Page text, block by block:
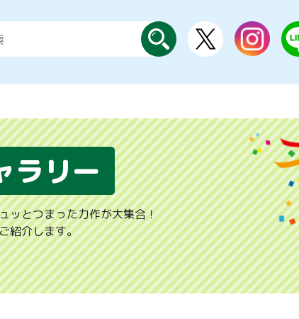
探
す
ラリー
ッとつまった力作が大集合！
紹介します。